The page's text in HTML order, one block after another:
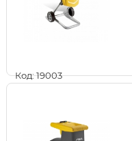
Код: 19003